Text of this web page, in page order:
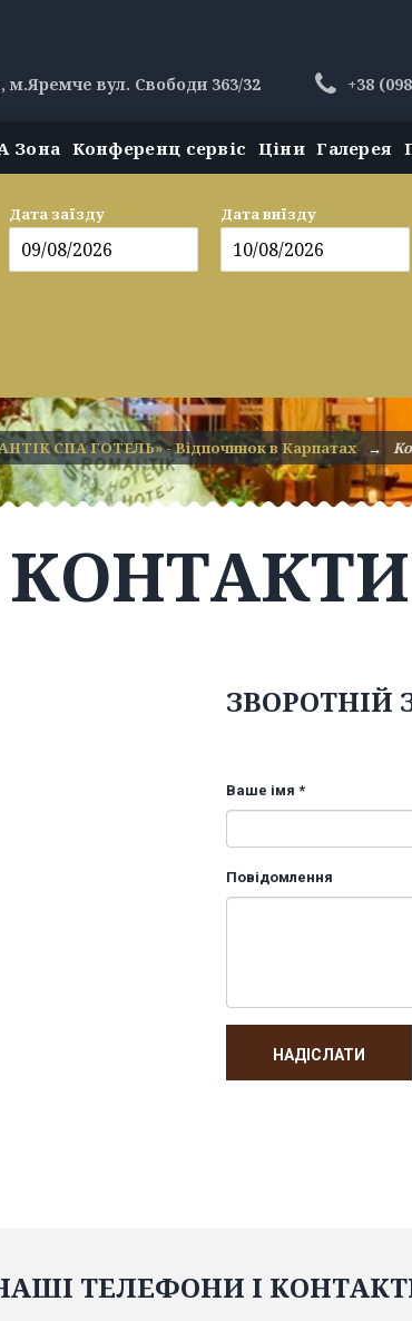
м.Яремче вул. Свободи 363/32 +38
Зона Конференц сервіс Ціни Галерея
Дата заїзду Дата виїзду
СПА ГОТЕЛЬ» - Відпочинок в Карпатах →
КОНТАКТИ
ЗВОРОТНІЙ
Ваше імя *
Повідомлення
ТЕЛЕФОНИ І